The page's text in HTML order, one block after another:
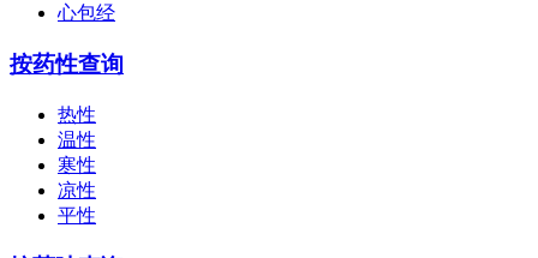
心包经
按药性查询
热性
温性
寒性
凉性
平性